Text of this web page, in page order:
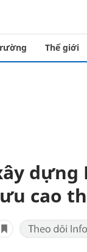
Thế giới
dựng
cao